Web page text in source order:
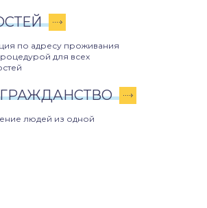
по адресу проживания
для всех
людей из одной